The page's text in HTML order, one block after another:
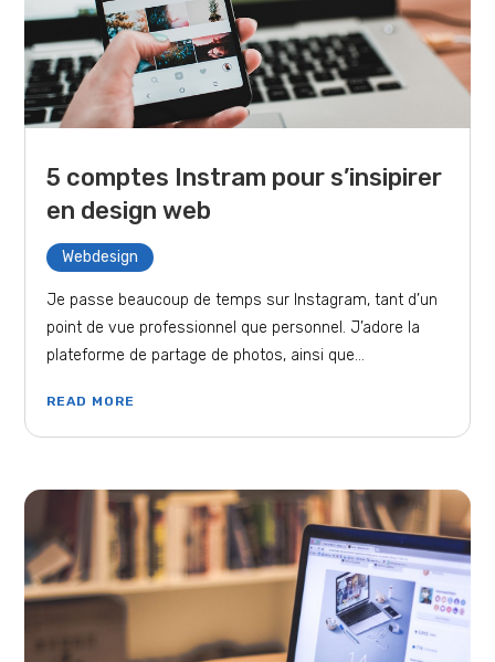
5 comptes Instram pour s’insipirer
en design web
Webdesign
Je passe beaucoup de temps sur Instagram, tant d’un
point de vue professionnel que personnel. J’adore la
plateforme de partage de photos, ainsi que...
READ MORE